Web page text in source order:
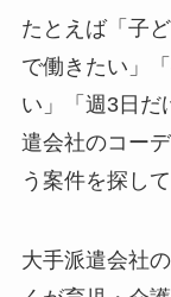
たとえば「子
で働きたい」
い」「週3日だ
遣会社のコー
う案件を探し
大手派遣会社